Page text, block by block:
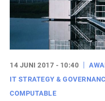
14 JUNI 2017 - 10:40
IT STRATEGY &
COMPUTABLE